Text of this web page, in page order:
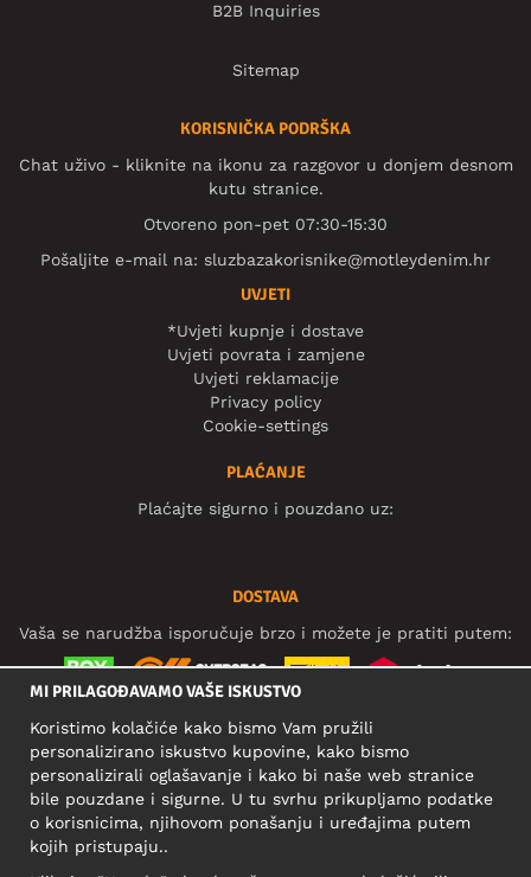
B2B Inquiries
Sitemap
KORISNIČKA PODRŠKA
Chat uživo - kliknite na ikonu za razgovor u donjem desnom
kutu stranice.
Otvoreno pon-pet 07:30-15:30
Pošaljite e-mail na: sluzbazakorisnike@motleydenim.hr
UVJETI
*Uvjeti kupnje i dostave
Uvjeti povrata i zamjene
Uvjeti reklamacije
Privacy policy
Cookie-settings
PLAĆANJE
Plaćajte sigurno i pouzdano uz:
DOSTAVA
Vaša se narudžba isporučuje brzo i možete je pratiti putem:
DRUŠTVENE MREŽE
POSLOVNA ADRESA
MI PRILAGOĐAVAMO VAŠE ISKUSTVO
Koristimo kolačiće kako bismo Vam pružili
personalizirano iskustvo kupovine, kako bismo
personalizirali oglašavanje i kako bi naše web stranice
bile pouzdane i sigurne. U tu svrhu prikupljamo podatke
o korisnicima, njihovom ponašanju i uređajima putem
kojih pristupaju..